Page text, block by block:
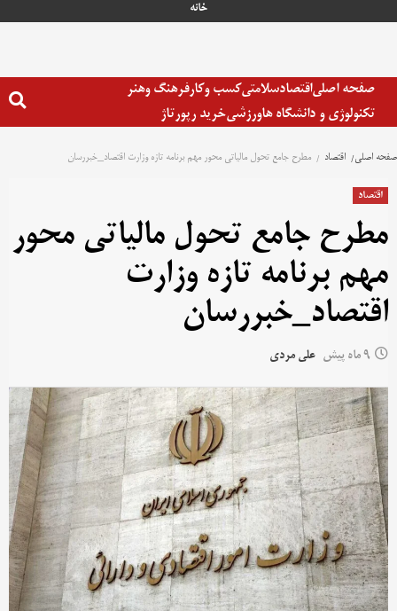
خانه
صفحه اصلیاقتصادسلامتیکسب وکارفرهنگ وهنر
تکنولوژی و دانشگاه هاورزشیخرید رپورتاژ
صفحه اصلی اقتصاد مطرح جامع تحول مالیاتی محور مهم برنامه تازه وزارت اقتصاد_خبررسان
اقتصاد
مطرح جامع تحول مالیاتی محور
مهم برنامه تازه وزارت
اقتصاد_خبررسان
9 ماه پیش علی مردی